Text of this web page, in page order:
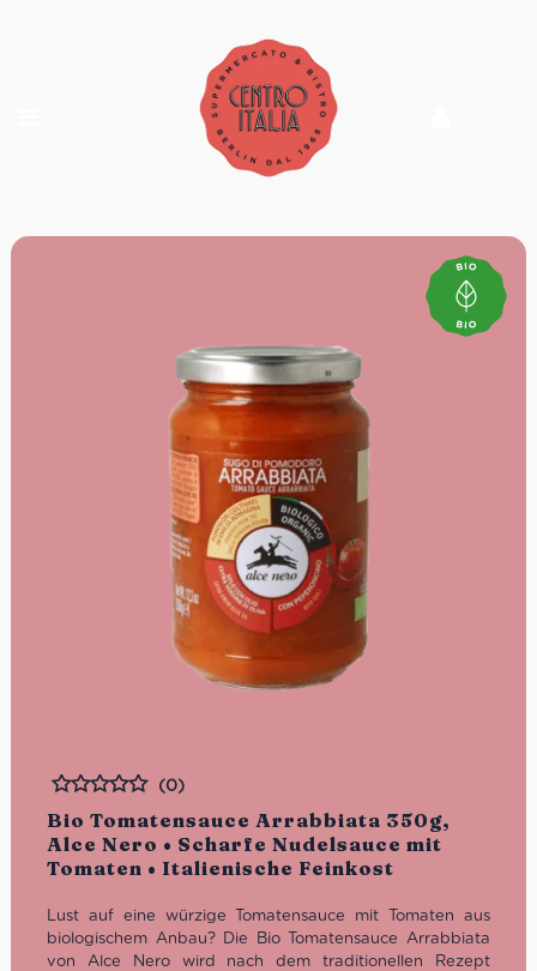
Bio Tomatensauce Arrabbiata 350g,
Alce Nero • Scharfe Nudelsauce mit
Tomaten • Italienische Feinkost
Bewertet
(0)
Lust auf eine würzige Tomatensauce mit Tomaten aus
biologischem Anbau? Die Bio Tomatensauce Arrabbiata
von Alce Nero wird nach dem traditionellen Rezept